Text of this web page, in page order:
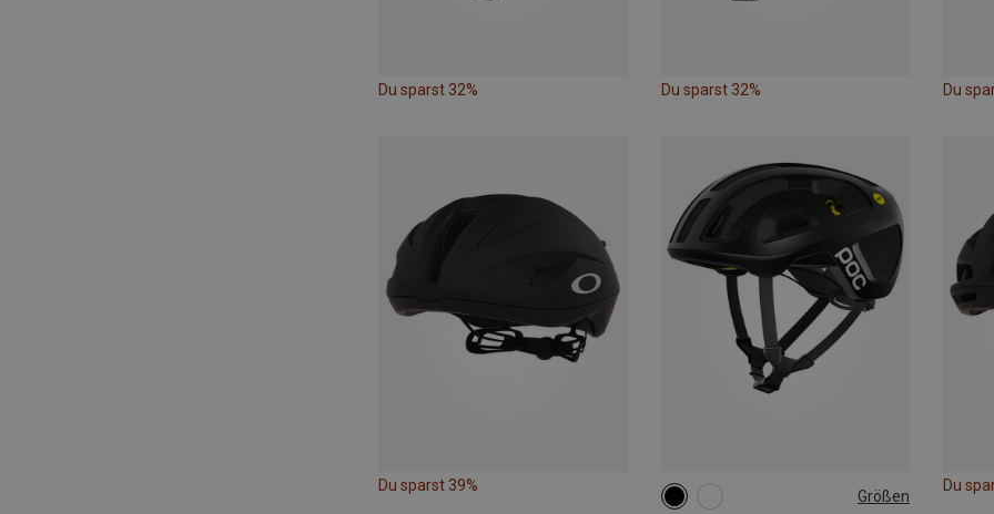
Du sparst 32% Du sparst 32% Du
Du sparst 39%
Größen
50-56CM
Du